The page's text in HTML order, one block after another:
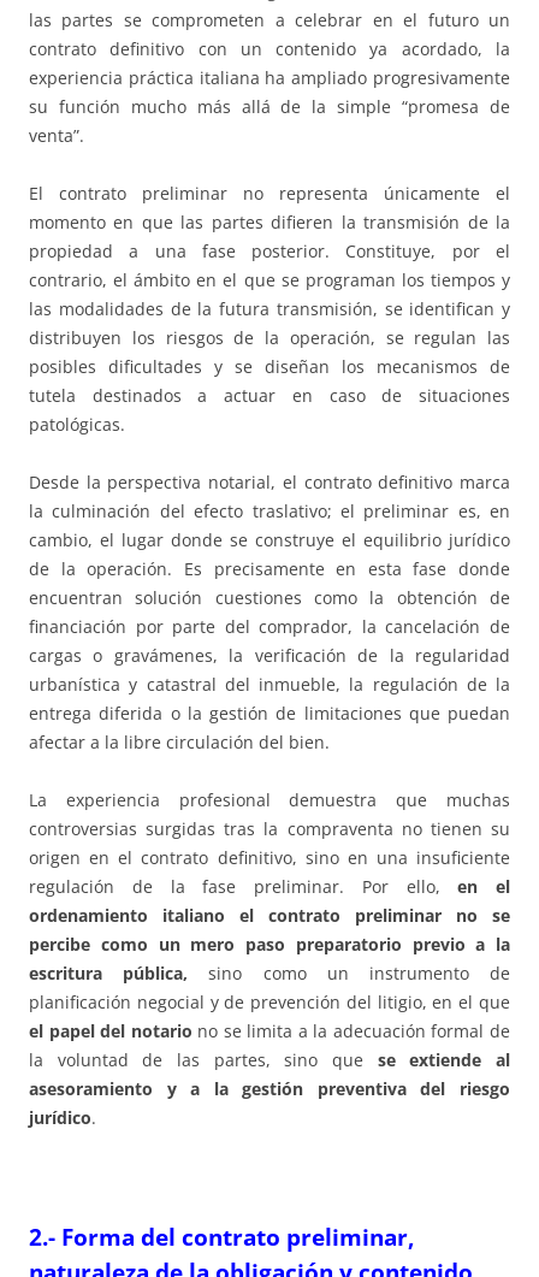
las partes se comprometen a celebrar en el futuro un
contrato definitivo con un contenido ya acordado, la
experiencia práctica italiana ha ampliado progresivamente
su función mucho más allá de la simple “promesa de
venta”.
El contrato preliminar no representa únicamente el
momento en que las partes difieren la transmisión de la
propiedad a una fase posterior. Constituye, por el
contrario, el ámbito en el que se programan los tiempos y
las modalidades de la futura transmisión, se identifican y
distribuyen los riesgos de la operación, se regulan las
posibles dificultades y se diseñan los mecanismos de
tutela destinados a actuar en caso de situaciones
patológicas.
Desde la perspectiva notarial, el contrato definitivo marca
la culminación del efecto traslativo; el preliminar es, en
cambio, el lugar donde se construye el equilibrio jurídico
de la operación. Es precisamente en esta fase donde
encuentran solución cuestiones como la obtención de
financiación por parte del comprador, la cancelación de
cargas o gravámenes, la verificación de la regularidad
urbanística y catastral del inmueble, la regulación de la
entrega diferida o la gestión de limitaciones que puedan
afectar a la libre circulación del bien.
La experiencia profesional demuestra que muchas
controversias surgidas tras la compraventa no tienen su
origen en el contrato definitivo, sino en una insuficiente
regulación de la fase preliminar. Por ello,en el
ordenamiento italiano el contrato preliminar no se
percibe como un mero paso preparatorio previo a la
escritura pública,sino como un instrumento de
planificación negocial y de prevención del litigio, en el que
el papel del notario no se limita a la adecuación formal de
la voluntad de las partes, sino que se extiende al
asesoramiento y a la gestión preventiva del riesgo
jurídico.
2.- Forma del contrato preliminar,